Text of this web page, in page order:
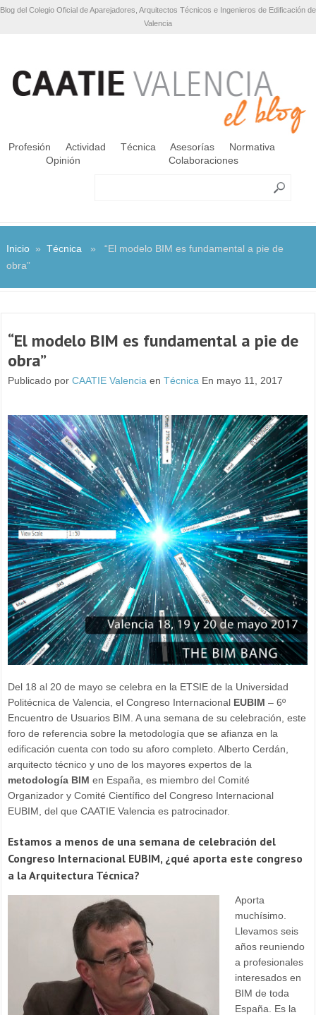
Blog del Colegio Oficial de Aparejadores, Arquitectos Técnicos e Ingenieros de Edificación de
Valencia
Profesión Actividad Técnica Asesorías
Normativa
Opinión
Colaboraciones
Inicio» Técnica » “El modelo BIM es fundamental a pie de
obra”
“El modelo BIM es fundamental a pie de
obra”
Publicado porCAATIE Valencia enTécnica En mayo 11, 2017
Del 18 al 20 de mayo se celebra en la ETSIE de la Universidad
Politécnica de Valencia, el Congreso Internacional EUBIM – 6º
Encuentro de Usuarios BIM. A una semana de su celebración, este
foro de referencia sobre la metodología que se afianza en la
edificación cuenta con todo su aforo completo. Alberto Cerdán,
arquitecto técnico y uno de los mayores expertos de la
metodología BIM en España, es miembro del Comité
Organizador y Comité Científico del Congreso Internacional
EUBIM, del que CAATIE Valencia es patrocinador.
Estamos a menos de una semana de celebración del
Congreso Internacional EUBIM, ¿qué aporta este congreso
a la Arquitectura Técnica?
Aporta
muchísimo.
Llevamos seis
años reuniendo
a profesionales
interesados en
BIM de toda
España. Es la